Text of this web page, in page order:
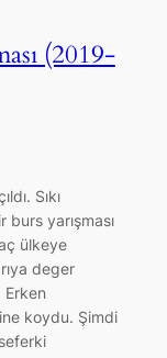
(2019-
Sıkı
yarışması
ülkeye
deger
koydu. Şimdi